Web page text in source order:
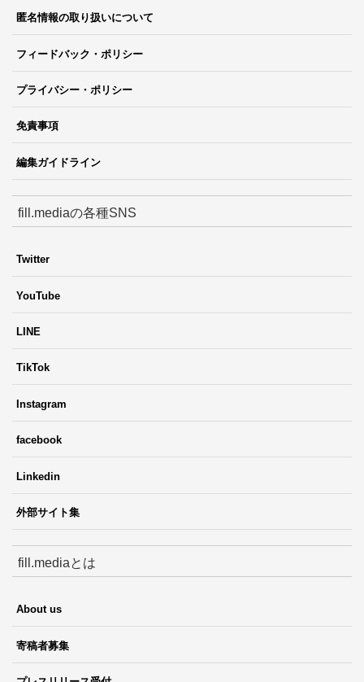
匿名情報の取り扱いについて
フィードバック・ポリシー
プライバシー・ポリシー
免責事項
編集ガイドライン
fill.mediaの各種SNS
Twitter
YouTube
LINE
TikTok
Instagram
facebook
Linkedin
外部サイト集
fill.mediaとは
About us
寄稿者募集